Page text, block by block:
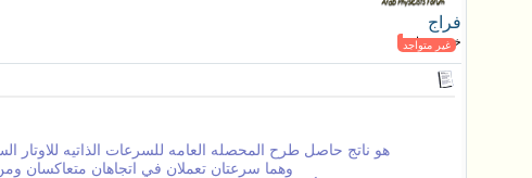
فراج
غير متواجد
خبير فيزيائي
هو ناتج حاصل طرح المحصله العامه للسرعات الذاتيه للاوتار
وهما سرعتان تعملان في اتجاهان متعاكسان